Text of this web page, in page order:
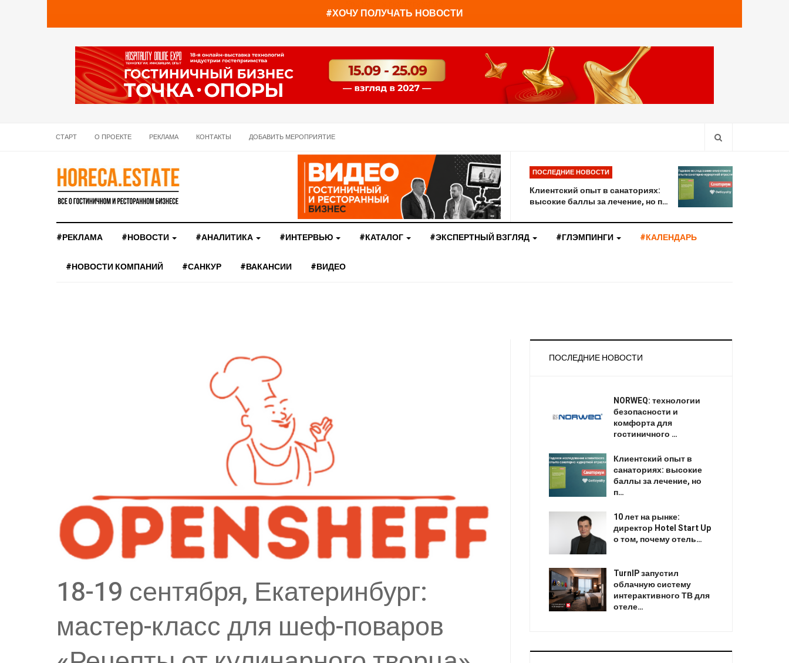
#ХОЧУ ПОЛУЧАТЬ НОВОСТИ
СТАРТ О ПРОЕКТЕ РЕКЛАМА КОНТАКТЫ ДОБАВИТЬ МЕРОПРИЯТИЕ
ПОСЛЕДНИЕ НОВОСТИ
Клиентский опыт в санаториях:
высокие баллы за лечение, но п…
#РЕКЛАМА #НОВОСТИ #АНАЛИТИКА #ИНТЕРВЬЮ #КАТАЛОГ #ЭКСПЕРТНЫЙ ВЗГЛЯД #ГЛЭМПИНГИ #КАЛЕНДАРЬ
#НОВОСТИ КОМПАНИЙ #САНКУР #ВАКАНСИИ #ВИДЕО
18-19 сентября, Екатеринбург:
мастер-класс для шеф-поваров
ПОСЛЕДНИЕ НОВОСТИ
NORWEQ: технологии
безопасности и
комфорта для
гостиничного …
Клиентский опыт в
санаториях: высокие
баллы за лечение, но
п…
10 лет на рынке:
директор Hotel Start Up
о том, почему отель…
TurnIP запустил
облачную систему
интерактивного ТВ для
отеле…